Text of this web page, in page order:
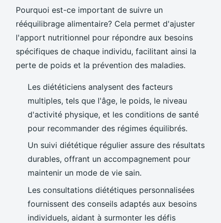
Pourquoi est-ce important de suivre un
rééquilibrage alimentaire? Cela permet d'ajuster
l'apport nutritionnel pour répondre aux besoins
spécifiques de chaque individu, facilitant ainsi la
perte de poids et la prévention des maladies.
Les diététiciens analysent des facteurs
multiples, tels que l'âge, le poids, le niveau
d'activité physique, et les conditions de santé
pour recommander des régimes équilibrés.
Un suivi diététique régulier assure des résultats
durables, offrant un accompagnement pour
maintenir un mode de vie sain.
Les consultations diététiques personnalisées
fournissent des conseils adaptés aux besoins
individuels, aidant à surmonter les défis